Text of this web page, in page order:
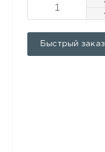
Быстрый заказ